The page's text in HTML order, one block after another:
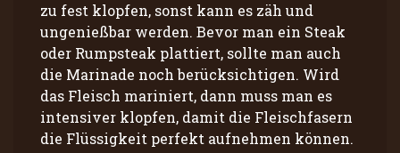
zu fest klopfen, sonst kann es zäh und
ungenießbar werden. Bevor man ein Steak
oder Rumpsteak plattiert, sollte man auch
die Marinade noch berücksichtigen. Wird
das Fleisch mariniert, dann muss man es
intensiver klopfen, damit die Fleischfasern
die Flüssigkeit perfekt aufnehmen können.